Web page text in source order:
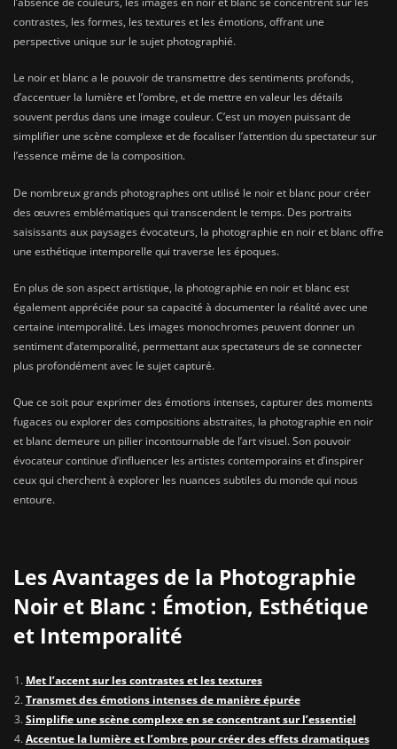
contrastes, les formes, les textures et les émotions, offrant une
perspective unique sur le sujet photographié.
Le noir et blanc a le pouvoir de transmettre des sentiments profonds,
d’accentuer la lumière et l’ombre, et de mettre en valeur les détails
souvent perdus dans une image couleur. C’est un moyen puissant de
simplifier une scène complexe et de focaliser l’attention du spectateur sur
l’essence même de la composition.
De nombreux grands photographes ont utilisé le noir et blanc pour créer
des œuvres emblématiques qui transcendent le temps. Des portraits
saisissants aux paysages évocateurs, la photographie en noir et blanc offre
une esthétique intemporelle qui traverse les époques.
En plus de son aspect artistique, la photographie en noir et blanc est
également appréciée pour sa capacité à documenter la réalité avec une
certaine intemporalité. Les images monochromes peuvent donner un
sentiment d’atemporalité, permettant aux spectateurs de se connecter
plus profondément avec le sujet capturé.
Que ce soit pour exprimer des émotions intenses, capturer des moments
fugaces ou explorer des compositions abstraites, la photographie en noir
et blanc demeure un pilier incontournable de l’art visuel. Son pouvoir
évocateur continue d’influencer les artistes contemporains et d’inspirer
ceux qui cherchent à explorer les nuances subtiles du monde qui nous
entoure.
Les Avantages de la Photographie
Noir et Blanc : Émotion, Esthétique
et Intemporalité
Met l’accent sur les contrastes et les textures
Transmet des émotions intenses de manière épurée
Simplifie une scène complexe en se concentrant sur l’essentiel
Accentue la lumière et l’ombre pour créer des effets dramatiques